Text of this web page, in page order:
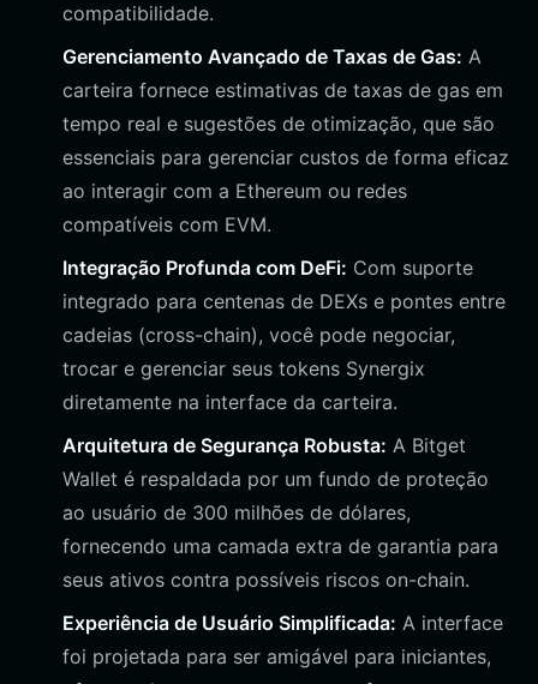
compatibilidade.
Gerenciamento Avançado de Taxas de Gas: A
carteira fornece estimativas de taxas de gas em
tempo real e sugestões de otimização, que são
essenciais para gerenciar custos de forma eficaz
ao interagir com a Ethereum ou redes
compatíveis com EVM.
Integração Profunda com DeFi: Com suporte
integrado para centenas de DEXs e pontes entre
cadeias (cross-chain), você pode negociar,
trocar e gerenciar seus tokens Synergix
diretamente na interface da carteira.
Arquitetura de Segurança Robusta: A Bitget
Wallet é respaldada por um fundo de proteção
ao usuário de 300 milhões de dólares,
fornecendo uma camada extra de garantia para
seus ativos contra possíveis riscos on-chain.
Experiência de Usuário Simplificada: A interface
foi projetada para ser amigável para iniciantes,